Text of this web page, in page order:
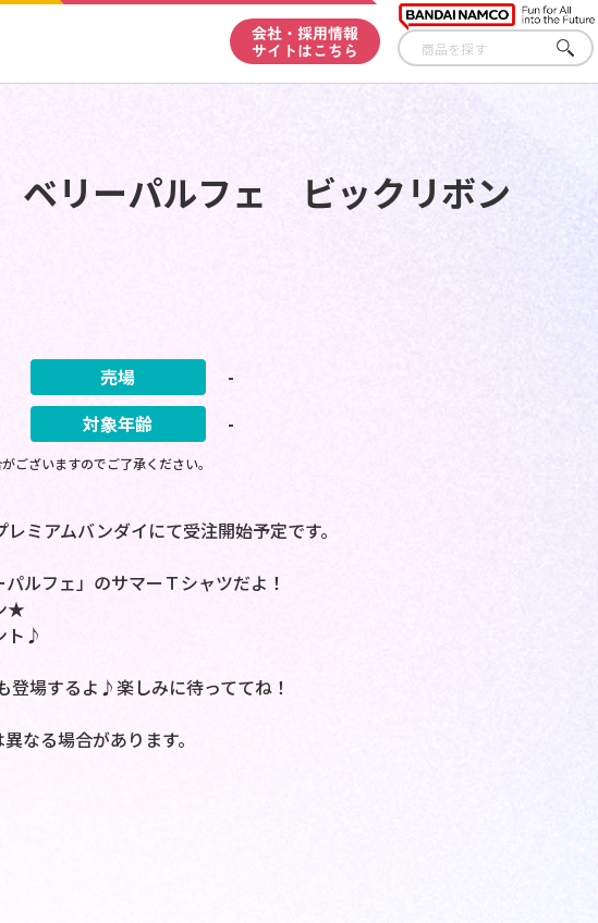
会社・採用情報
サイトはこちら
さが
す
ベリーパルフェ ビックリボン
売場
-
対象年齢 -
ございますのでご了承ください。
ミアムバンダイにて受注開始予定です。
ルフェ」のサマーＴシャツだよ！
★
ト♪
登場するよ♪楽しみに待っててね！
なる場合があります。